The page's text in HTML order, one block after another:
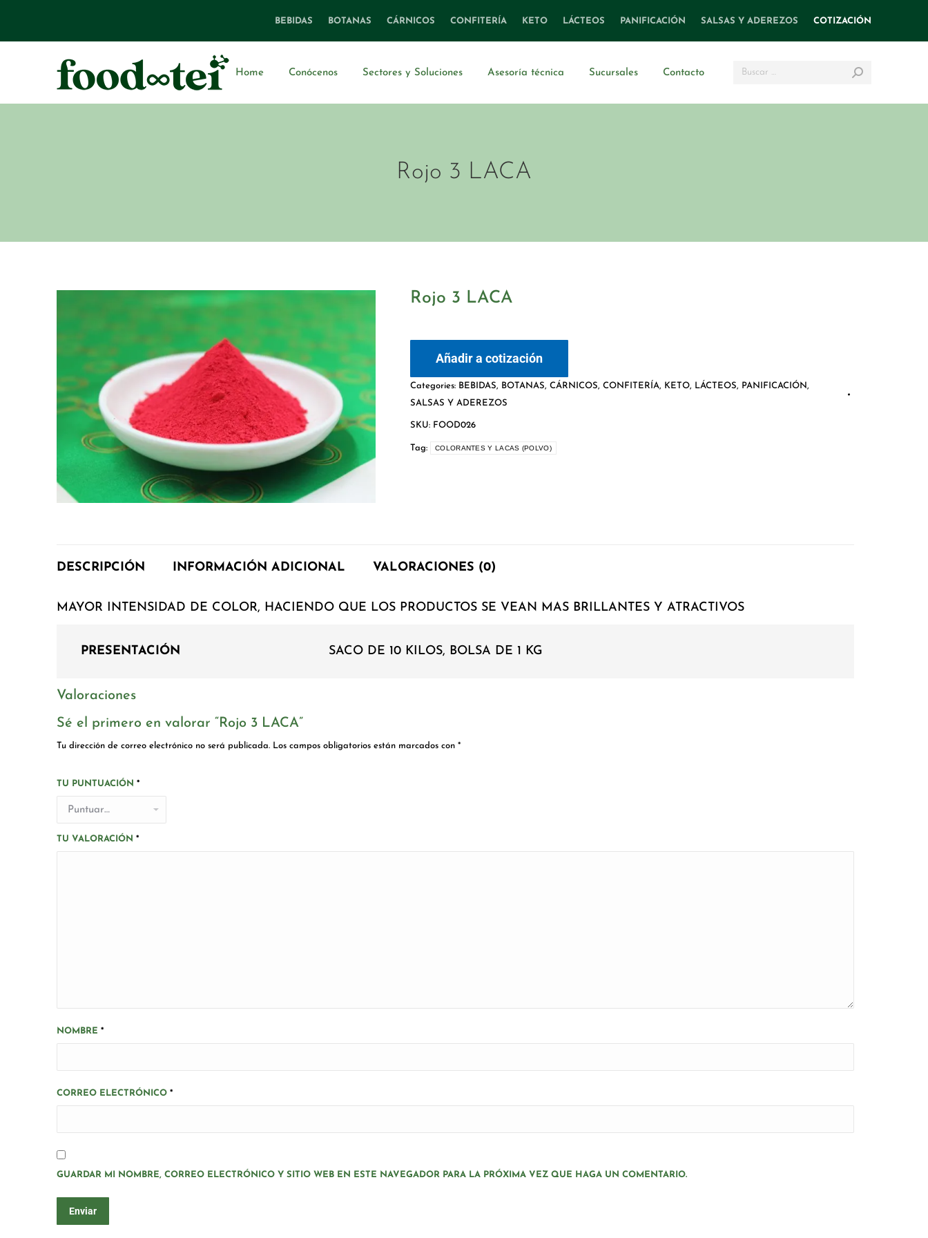
BEBIDAS BOTANAS CÁRNICOS CONFITERÍA KETO LÁCTEOS PANIFICACIÓN SALSAS Y ADEREZOS COTIZACIÓN
Home Conócenos Sectores y Soluciones Asesoría técnica Sucursales Contacto Search:
Rojo 3 LACA
Rojo 3 LACA
Añadir a cotización
Categories: BEBIDAS, BOTANAS, CÁRNICOS, CONFITERÍA, KETO, LÁCTEOS, PANIFICACIÓN,
SALSAS Y ADEREZOS
SKU: FOOD026
Tag: COLORANTES Y LACAS (POLVO)
DESCRIPCIÓN INFORMACIÓN ADICIONAL VALORACIONES (0)
MAYOR INTENSIDAD DE COLOR, HACIENDO QUE LOS PRODUCTOS SE VEAN MAS BRILLANTES Y ATRACTIVOS
PRESENTACIÓN SACO DE 10 KILOS, BOLSA DE 1 KG
Valoraciones
Sé el primero en valorar “Rojo 3 LACA”
Tu dirección de correo electrónico no será publicada. Los campos obligatorios están marcados con *
TU PUNTUACIÓN *
TU VALORACIÓN *
NOMBRE *
CORREO ELECTRÓNICO *
GUARDAR MI NOMBRE, CORREO ELECTRÓNICO Y SITIO WEB EN ESTE NAVEGADOR PARA LA PRÓXIMA VEZ QUE HAGA UN COMENTARIO.